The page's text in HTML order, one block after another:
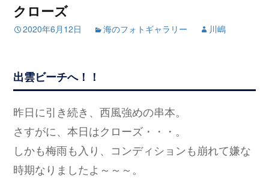
クローズ
2020年6月12日 海のフォトギャラリー 川嶋
出雲ビーチへ！！
昨日に引き続き、西風強めの串本。
さすがに、本日はクローズ・・・。
しかも梅雨も入り、コンディションも崩れて嫌な
時期なりましたよ～～～。